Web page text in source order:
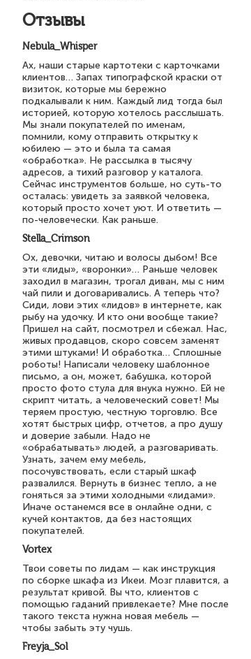
Отзывы
Nebula_Whisper
Ах, наши старые картотеки с карточками
клиентов… Запах типографской краски от
визиток, которые мы бережно
подкалывали к ним. Каждый лид тогда был
историей, которую хотелось расслышать.
Мы знали покупателей по именам,
помнили, кому отправить открытку к
юбилею — это и была та самая
«обработка». Не рассылка в тысячу
адресов, а тихий разговор у каталога.
Сейчас инструментов больше, но суть-то
осталась: увидеть за заявкой человека,
который просто хочет уют. И ответить —
по-человечески. Как раньше.
Stella_Crimson
Ох, девочки, читаю и волосы дыбом! Все
эти «лиды», «воронки»… Раньше человек
заходил в магазин, трогал диван, мы с ним
чай пили и договаривались. А теперь что?
Сиди, лови этих «лидов» в интернете, как
рыбу на удочку. И кто они вообще такие?
Пришел на сайт, посмотрел и сбежал. Нас,
живых продавцов, скоро совсем заменят
этими штуками! И обработка… Сплошные
роботы! Написали человеку шаблонное
письмо, а он, может, бабушка, которой
просто фото стула для внука нужно. Ей не
скрипт читать, а человеческий совет! Мы
теряем простую, честную торговлю. Все
хотят быстрых цифр, отчетов, а про душу
и доверие забыли. Надо не
«обрабатывать» людей, а разговаривать.
Узнать, зачем ему мебель,
посочувствовать, если старый шкаф
развалился. Вернуть в бизнес тепло, а не
гоняться за этими холодными «лидами».
Иначе останемся все в онлайне одни, с
кучей контактов, да без настоящих
покупателей.
Vortex
Твои советы по лидам — как инструкция
по сборке шкафа из Икеи. Мозг плавится, а
результат кривой. Вы что, клиентов с
помощью гаданий привлекаете? Мне после
такого текста нужна новая мебель —
чтобы забыть эту чушь.
Freyja_Sol